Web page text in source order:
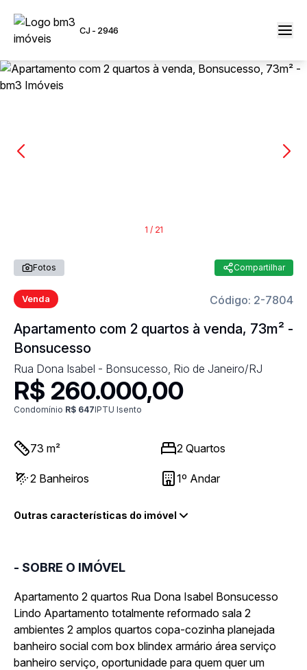
CJ - 2946
1 / 21
Fotos Compartilhar
Venda Código: 2-7804
Apartamento com 2 quartos à venda, 73m² -
Bonsucesso
Rua Dona Isabel - Bonsucesso, Rio de Janeiro/RJ
R$ 260.000,00
Condomínio R$ 647IPTU Isento
73 m² 2 Quartos
2 Banheiros 1º Andar
Outras características do imóvel
- SOBRE O IMÓVEL
Apartamento 2 quartos Rua Dona Isabel Bonsucesso
Lindo Apartamento totalmente reformado sala 2
ambientes 2 amplos quartos copa-cozinha planejada
banheiro social com box blindex armário área serviço
banheiro serviço, oportunidade para quem quer um